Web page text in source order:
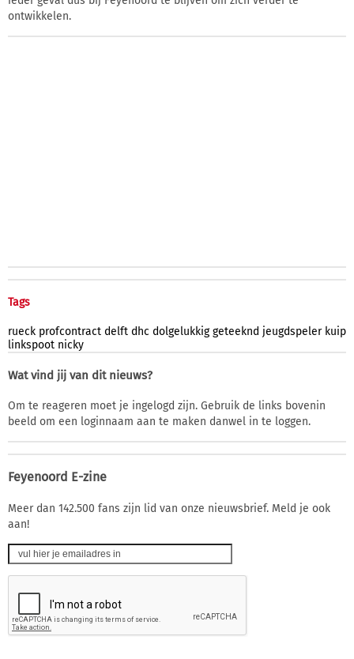
ontwikkelen.
Tags
rueck profcontract delft dhc dolgelukkig geteeknd jeugdspeler kuip
linkspoot nicky
Wat vind jij van dit nieuws?
Om te reageren moet je ingelogd zijn. Gebruik de links bovenin
beeld om een loginnaam aan te maken danwel in te loggen.
Feyenoord E-zine
Meer dan 142.500 fans zijn lid van onze nieuwsbrief. Meld je ook
aan!